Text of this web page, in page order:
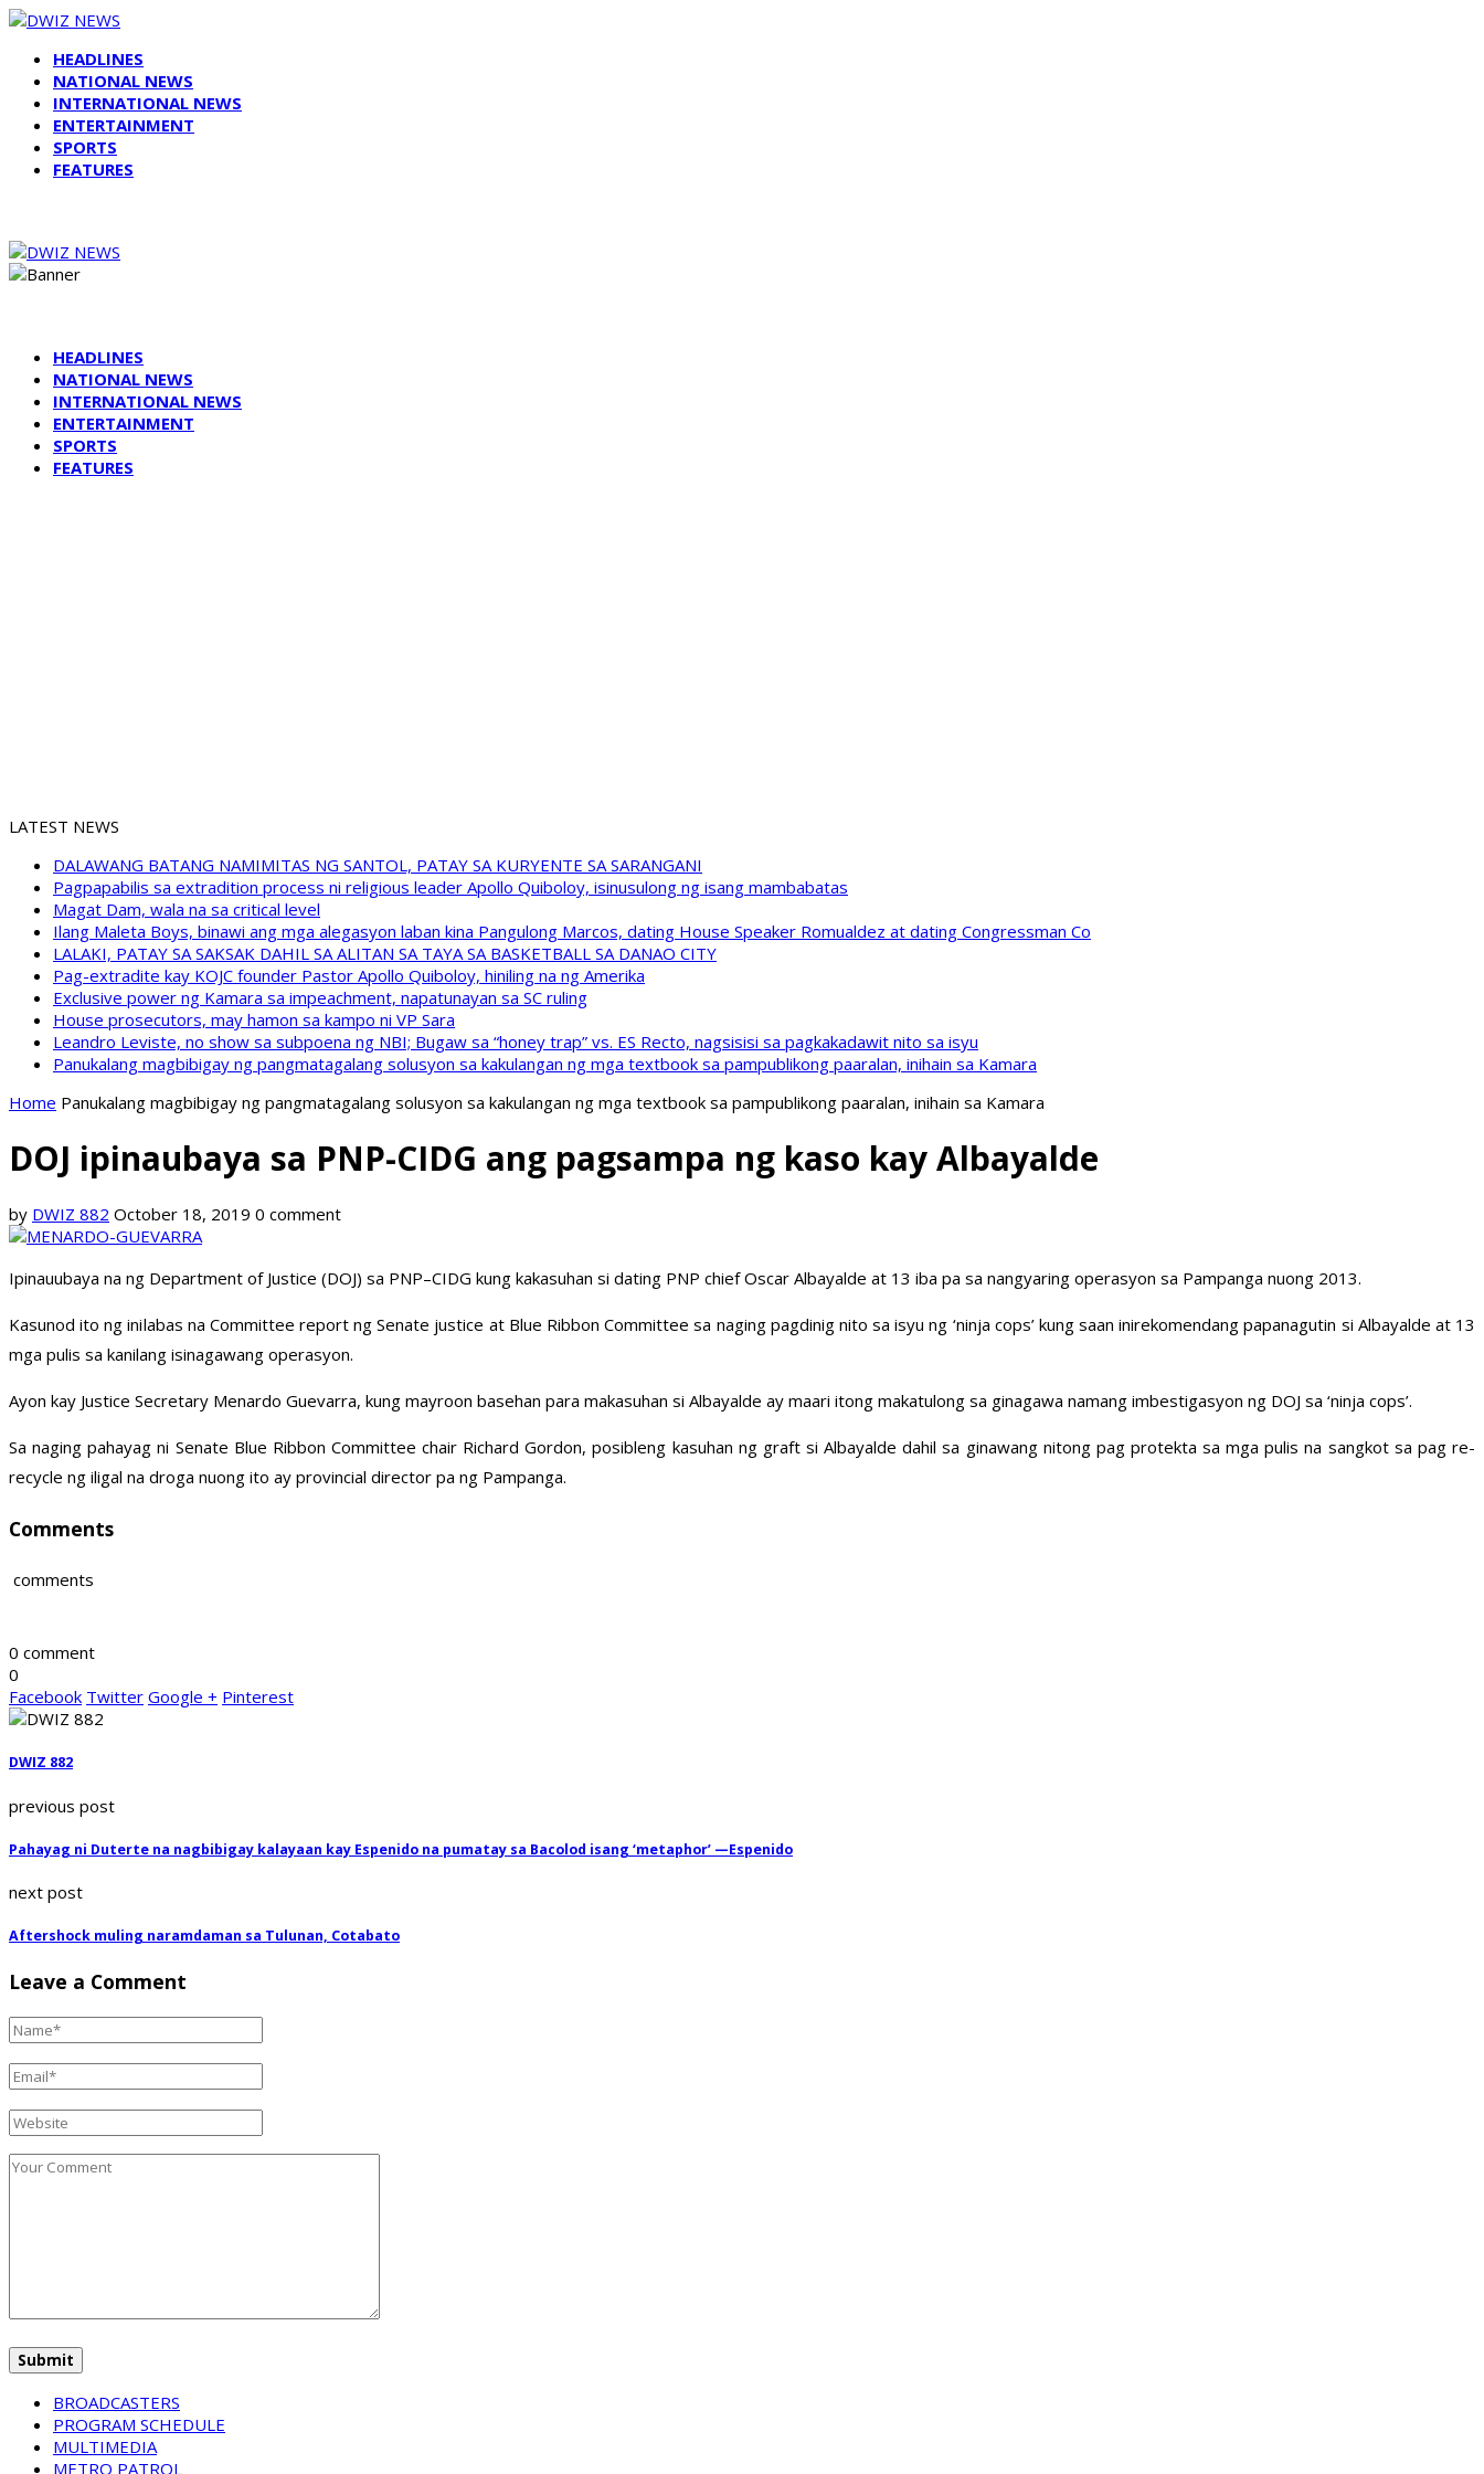
HEADLINES
NATIONAL NEWS
INTERNATIONAL NEWS
ENTERTAINMENT
SPORTS
FEATURES
HEADLINES
NATIONAL NEWS
INTERNATIONAL NEWS
ENTERTAINMENT
SPORTS
FEATURES
LATEST NEWS
DALAWANG BATANG NAMIMITAS NG SANTOL, PATAY SA KURYENTE SA SARANGANI
Pagpapabilis sa extradition process ni religious leader Apollo Quiboloy, isinusulong ng isang mambabatas
Magat Dam, wala na sa critical level
Ilang Maleta Boys, binawi ang mga alegasyon laban kina Pangulong Marcos, dating House Speaker Romualdez at dating Congressman Co
LALAKI, PATAY SA SAKSAK DAHIL SA ALITAN SA TAYA SA BASKETBALL SA DANAO CITY
Pag-extradite kay KOJC founder Pastor Apollo Quiboloy, hiniling na ng Amerika
Exclusive power ng Kamara sa impeachment, napatunayan sa SC ruling
House prosecutors, may hamon sa kampo ni VP Sara
Leandro Leviste, no show sa subpoena ng NBI; Bugaw sa “honey trap” vs. ES Recto, nagsisisi sa pagkakadawit nito sa isyu
Panukalang magbibigay ng pangmatagalang solusyon sa kakulangan ng mga textbook sa pampublikong paaralan, inihain sa Kamara
Home Panukalang magbibigay ng pangmatagalang solusyon sa kakulangan ng mga textbook sa pampublikong paaralan, inihain sa Kamara
DOJ ipinaubaya sa PNP-CIDG ang pagsampa ng kaso kay Albayalde
by DWIZ 882 October 18, 2019 0 comment
Ipinauubaya na ng Department of Justice (DOJ) sa PNP–CIDG kung kakasuhan si dating PNP chief Oscar Albayalde at 13 iba pa sa nangyaring operasyon sa Pampanga nuong 2013.
Kasunod ito ng inilabas na Committee report ng Senate justice at Blue Ribbon Committee sa naging pagdinig nito sa isyu ng ‘ninja cops’ kung saan inirekomendang papanagutin si Albayalde at 13
mga pulis sa kanilang isinagawang operasyon.
Ayon kay Justice Secretary Menardo Guevarra, kung mayroon basehan para makasuhan si Albayalde ay maari itong makatulong sa ginagawa namang imbestigasyon ng DOJ sa ‘ninja cops’.
Sa naging pahayag ni Senate Blue Ribbon Committee chair Richard Gordon, posibleng kasuhan ng graft si Albayalde dahil sa ginawang nitong pag protekta sa mga pulis na sangkot sa pag re-
recycle ng iligal na droga nuong ito ay provincial director pa ng Pampanga.
Comments
comments
0 comment
0
Facebook Twitter Google + Pinterest
DWIZ 882
previous post
Pahayag ni Duterte na nagbibigay kalayaan kay Espenido na pumatay sa Bacolod isang ‘metaphor’ —Espenido
next post
Aftershock muling naramdaman sa Tulunan, Cotabato
Leave a Comment
BROADCASTERS
PROGRAM SCHEDULE
MULTIMEDIA
METRO PATROL